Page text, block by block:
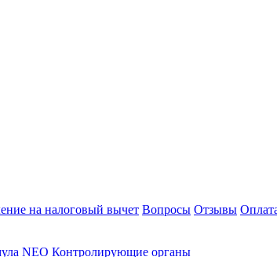
на налоговый вычет Вопросы Отзывы
NEO Контролирующие органы